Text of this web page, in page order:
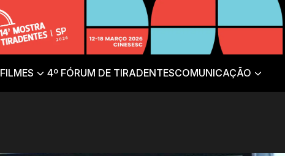
FILMES 4º FÓRUM DE TIRADENTESCOMUNICAÇÃO